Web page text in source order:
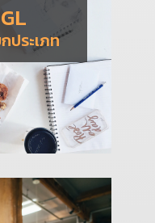
ประเภท